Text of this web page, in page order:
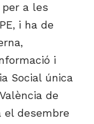
per a les
i ha de
i
Social única
de
el desembre